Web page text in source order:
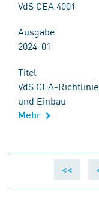
VdS CEA 4001
Ausgabe
2024-01
Titel
VdS CEA-
und Einbau
Mehr
<<